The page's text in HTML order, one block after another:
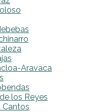
Aravaca
los Reyes
Cantos